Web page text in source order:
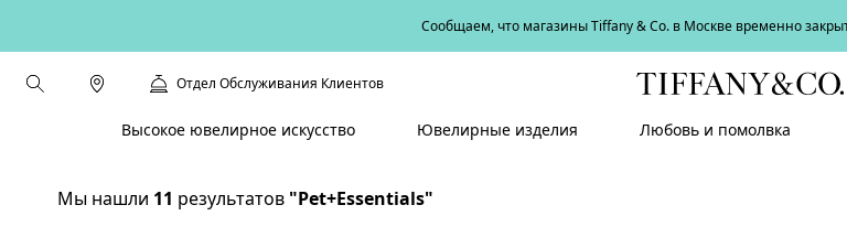
Сообщаем, что магазины Tiffany & Co. в Москве временно
Отдел Обслуживания Клиентов
Высокое ювелирное искусство Ювелирные изделия Любовь и помолвка
Мы нашли 11 результатов "Pet+Essentials"